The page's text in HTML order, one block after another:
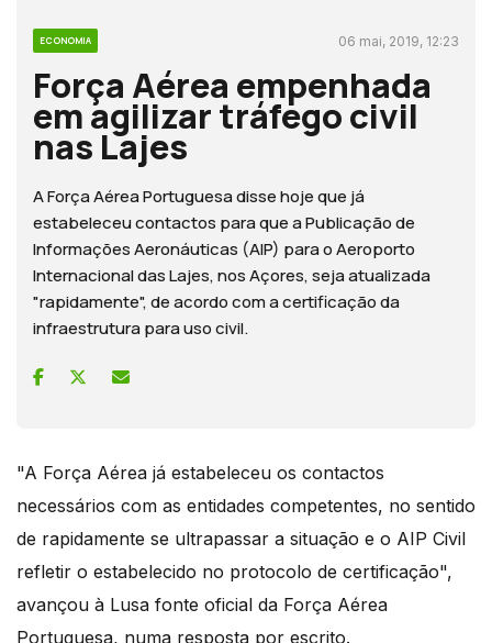
ECONOMIA 06 mai, 2019, 12:23
Força Aérea empenhada
em agilizar tráfego civil
nas Lajes
A Força Aérea Portuguesa disse hoje que já
estabeleceu contactos para que a Publicação de
Informações Aeronáuticas (AIP) para o Aeroporto
Internacional das Lajes, nos Açores, seja atualizada
"rapidamente", de acordo com a certificação da
infraestrutura para uso civil.
"A Força Aérea já estabeleceu os contactos
necessários com as entidades competentes, no sentido
de rapidamente se ultrapassar a situação e o AIP Civil
refletir o estabelecido no protocolo de certificação",
avançou à Lusa fonte oficial da Força Aérea
Portuguesa, numa resposta por escrito.